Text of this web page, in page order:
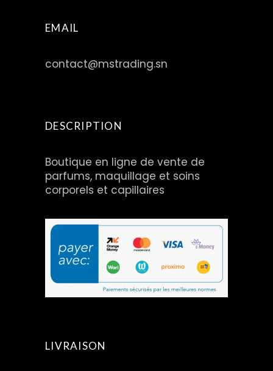
EMAIL
contact@mstrading.sn
DESCRIPTION
Boutique en ligne de vente de
parfums, maquillage et soins
corporels et capillaires
LIVRAISON